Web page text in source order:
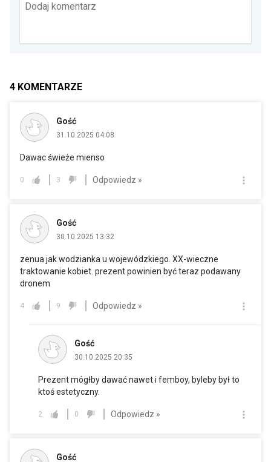
Dodaj komentarz
4 KOMENTARZE
Gość
31.10.2025 04:08
Dawac świeże mienso
0 3 Odpowiedz »
Gość
30.10.2025 13:32
zenua jak wodzianka u wojewódzkiego. XX-wieczne
traktowanie kobiet. prezent powinien być teraz podawany
dronem
4 9 Odpowiedz »
Gość
30.10.2025 20:35
Prezent mógłby dawać nawet i femboy, byleby był to
ktoś estetyczny.
2 0 Odpowiedz »
Gość